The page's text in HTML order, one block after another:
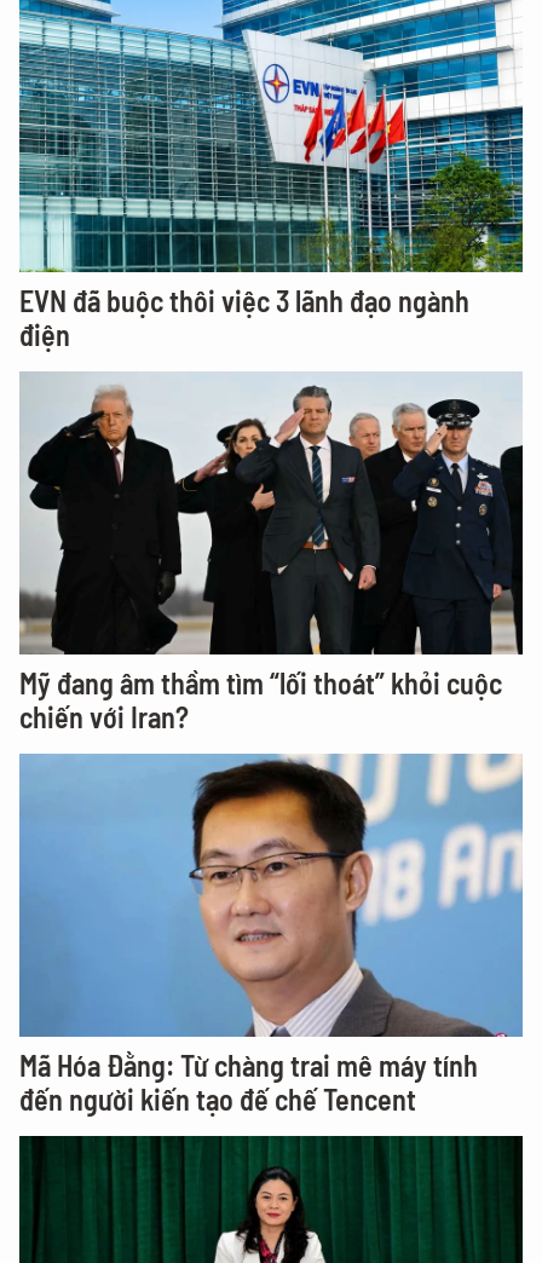
EVN đã buộc thôi việc 3 lãnh đạo ngành
điện
Mỹ đang âm thầm tìm “lối thoát” khỏi cuộc
chiến với Iran?
Mã Hóa Đằng: Từ chàng trai mê máy tính
đến người kiến tạo đế chế Tencent